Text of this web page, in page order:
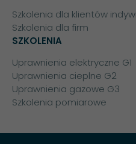
Szkolenia dla klientów
Szkolenia dla firm
SZKOLENIA
Uprawnienia elektryczne G1
Uprawnienia cieplne G2
Uprawnienia gazowe G3
Szkolenia pomiarowe